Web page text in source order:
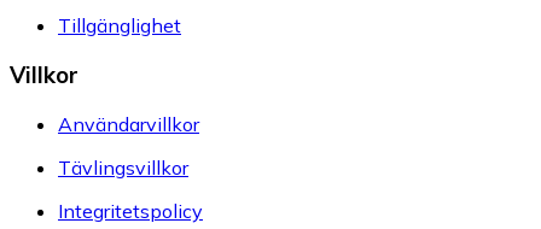
Tillgänglighet
Villkor
Användarvillkor
Tävlingsvillkor
Integritetspolicy